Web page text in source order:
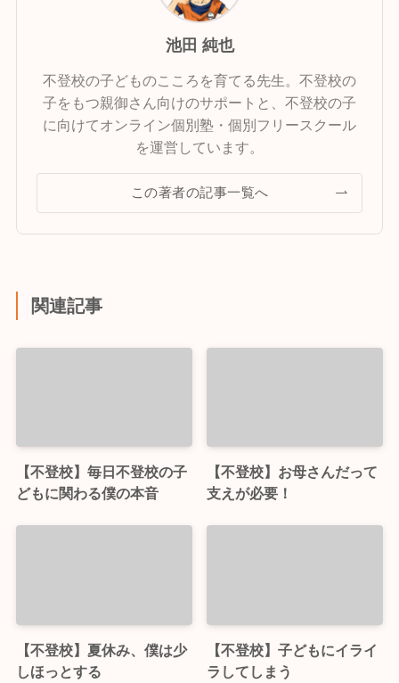
池田 純也
不登校の子どものこころを育てる先生。不登校の
子をもつ親御さん向けのサポートと、不登校の子
に向けてオンライン個別塾・個別フリースクール
を運営しています。
この著者の記事一覧へ
関連記事
【不登校】毎日不登校の子
どもに関わる僕の本音
【不登校】お母さんだって
支えが必要！
【不登校】夏休み、僕は少
しほっとする
【不登校】子どもにイライ
ラしてしまう